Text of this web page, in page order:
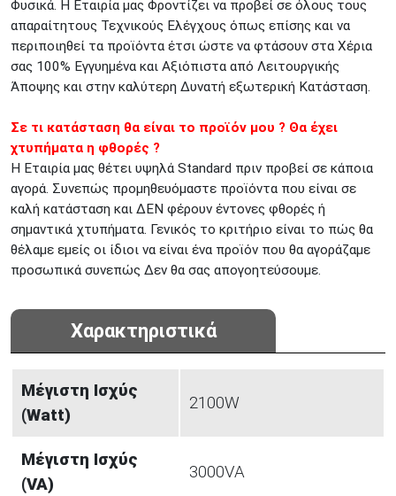
Φυσικά. Η Εταιρία μας Φροντίζει να προβεί σε όλους τους
απαραίτητους Τεχνικούς Ελέγχους όπως επίσης και να
περιποιηθεί τα προϊόντα έτσι ώστε να φτάσουν στα Χέρια
σας 100% Εγγυημένα και Αξιόπιστα από Λειτουργικής
Άποψης και στην καλύτερη Δυνατή εξωτερική Κατάσταση.
Σε τι κατάσταση θα είναι το προϊόν μου ? Θα έχει
χτυπήματα η φθορές ?
Η Εταιρία μας θέτει υψηλά Standard πριν προβεί σε κάποια
αγορά. Συνεπώς προμηθευόμαστε προϊόντα που είναι σε
καλή κατάσταση και ΔΕΝ φέρουν έντονες φθορές ή
σημαντικά χτυπήματα. Γενικός το κριτήριο είναι το πώς θα
θέλαμε εμείς οι ίδιοι να είναι ένα προϊόν που θα αγοράζαμε
προσωπικά συνεπώς Δεν θα σας απογοητεύσουμε.
Χαρακτηριστικά
Μέγιστη Ισχύς
(Watt)
2100W
Μέγιστη Ισχύς
(VA)
3000VA